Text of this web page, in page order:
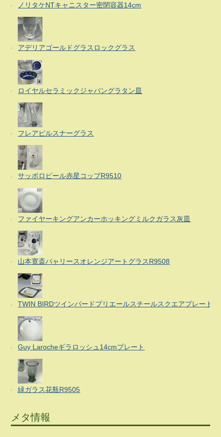
ノリタケNTキャニスター密閉容器14cm
アデリアゴールドグラスロックグラス
ロイヤルセラミックジャパングラタン皿
フレアピルスナーグラス
サッポロビール赤星コップR9510
ファイヤーキングアンカーホッキングミルクガラス灰皿
山本寛斎バャリースオレンジアートグラスR9508
TWIN BIRDツインバードプリエールスチールスクエアプレート
Guy Larocheギラロッシュ14cmプレート
緑ガラス花瓶R9505
メタ情報